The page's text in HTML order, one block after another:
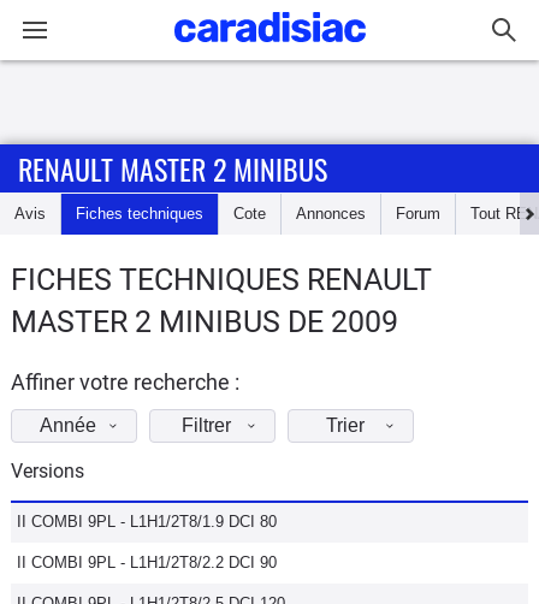
Accueil
Essais
d'achat
Electriques
Utilitaires
Flottes
Auto
RENAULT MASTER 2 MINIBUS
Avis Fiches techniques Cote Annonces Forum Tout
FICHES TECHNIQUES RENAULT
MASTER 2 MINIBUS DE 2009
Affiner votre recherche :
Année Filtrer Trier
Versions
II COMBI 9PL - L1H1/2T8/1.9 DCI 80
II COMBI 9PL - L1H1/2T8/2.2 DCI 90